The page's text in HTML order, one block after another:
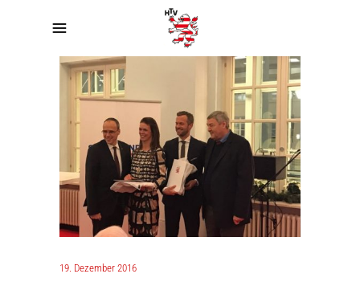
19. Dezember 2016